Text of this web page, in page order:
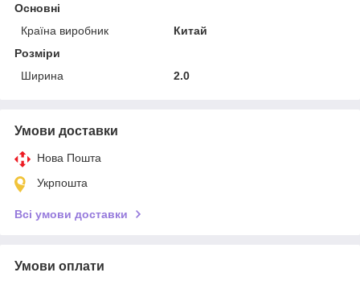
Основні
Країна виробник
Китай
Розміри
Ширина
2.0
Умови доставки
Нова Пошта
Укрпошта
Всі умови доставки
Умови оплати